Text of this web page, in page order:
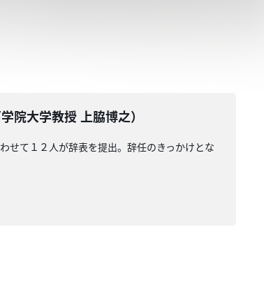
院大学教授 上脇博之）
せて１２人が辞表を提出。辞任のきっかけとな